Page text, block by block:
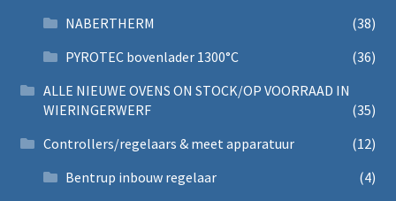
NABERTHERM
(38)
PYROTEC bovenlader 1300°C
(36)
ALLE NIEUWE OVENS ON STOCK/OP VOORRAAD IN
WIERINGERWERF
(35)
Controllers/regelaars & meet apparatuur
(12)
Bentrup inbouw regelaar
(4)